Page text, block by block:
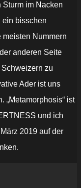
Sturm im Nacken
ein bisschen
Nummern
anderen Seite
zu
Ader ist uns
„Metamorphosis“ ist
und ich
2019 auf der